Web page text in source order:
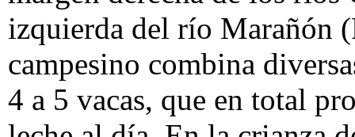
izquierda del río Marañón
campesino combina
4 a 5 vacas, que en total